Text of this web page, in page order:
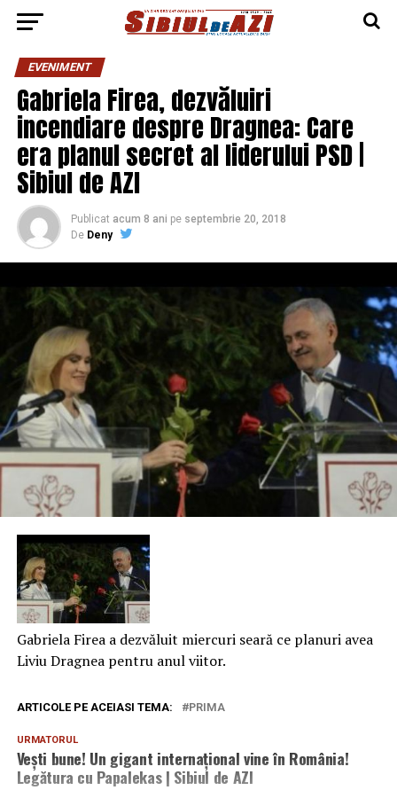
EVENIMENT
Gabriela Firea, dezvăluiri
incendiare despre Dragnea: Care
era planul secret al liderului PSD |
Sibiul de AZI
Publicat acum 8 ani pe septembrie 20, 2018
De Deny
Gabriela Firea a dezvăluit miercuri seară ce planuri avea
Liviu Dragnea pentru anul viitor.
ARTICOLE PE ACEIASI TEMA: PRIMA
URMATORUL
Vești bune! Un gigant internațional vine în România!
Legătura cu Papalekas | Sibiul de AZI